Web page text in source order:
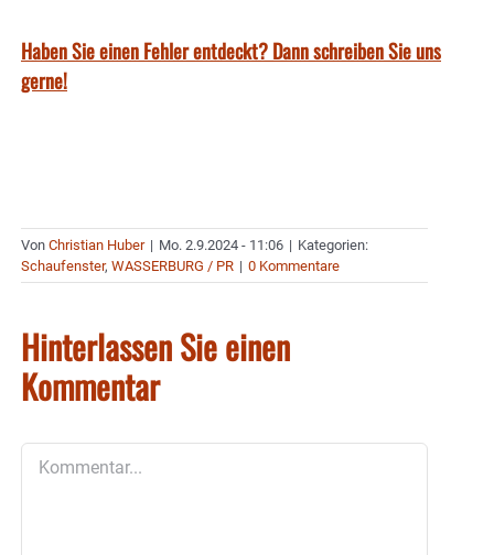
Haben Sie einen Fehler entdeckt? Dann schreiben Sie uns
gerne!
Von Christian Huber | Mo. 2.9.2024 - 11:06 | Kategorien:
Schaufenster, WASSERBURG / PR | 0 Kommentare
Hinterlassen Sie einen
Kommentar